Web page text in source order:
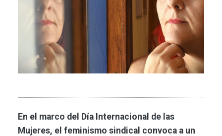
En el marco del Día Internacional de las
Mujeres, el feminismo sindical convoca a un